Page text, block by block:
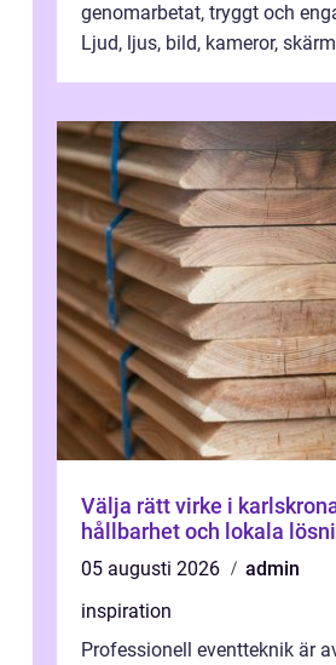
genomarbetat, tryggt och
Ljud, ljus, bild, kameror,
Välja rätt virke i karlskrona
hållbarhet och lokala
05 augusti 2026
admin
inspiration
Professionell eventteknik är